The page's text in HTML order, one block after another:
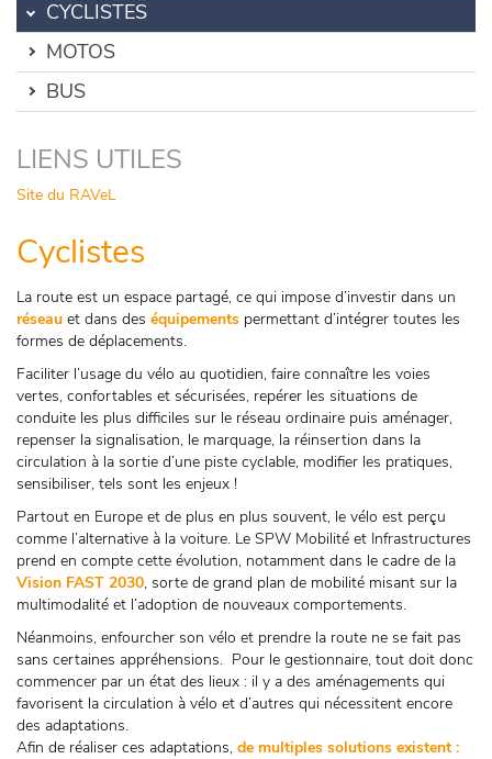
CYCLISTES
MOTOS
BUS
LIENS UTILES
Site du RAVeL
Cyclistes
La route est un espace partagé, ce qui impose d’investir dans un
réseau et dans des équipements permettant d’intégrer toutes les
formes de déplacements.
Faciliter l’usage du vélo au quotidien, faire connaître les voies
vertes, confortables et sécurisées, repérer les situations de
conduite les plus difficiles sur le réseau ordinaire puis aménager,
repenser la signalisation, le marquage, la réinsertion dans la
circulation à la sortie d’une piste cyclable, modifier les pratiques,
sensibiliser, tels sont les enjeux !
Partout en Europe et de plus en plus souvent, le vélo est perçu
comme l’alternative à la voiture. Le SPW Mobilité et Infrastructures
prend en compte cette évolution, notamment dans le cadre de la
Vision FAST 2030, sorte de grand plan de mobilité misant sur la
multimodalité et l’adoption de nouveaux comportements.
Néanmoins, enfourcher son vélo et prendre la route ne se fait pas
sans certaines appréhensions. Pour le gestionnaire, tout doit donc
commencer par un état des lieux : il y a des aménagements qui
favorisent la circulation à vélo et d’autres qui nécessitent encore
des adaptations.
Afin de réaliser ces adaptations, de multiples solutions existent :